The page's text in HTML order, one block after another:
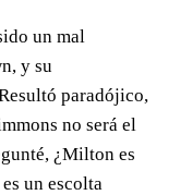
un mal
y su
paradójico,
no será el
¿Milton es
un escolta